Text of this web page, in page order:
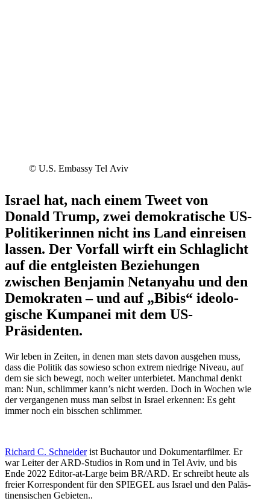
© U.S. Embassy Tel Aviv
Israel hat, nach einem Tweet von
Donald Trump, zwei demokra­tische US-
Politi­ke­rinnen nicht ins Land einreisen
lassen. Der Vorfall wirft ein Schlag­licht
auf die entgleisten Bezie­hungen
zwischen Benjamin Netanyahu und den
Demokraten – und auf „Bibis“ ideolo­
gische Kumpanei mit dem US-
Präsidenten.
Wir leben in Zeiten, in denen man stets davon ausgehen muss,
dass die Politik das sowieso schon extrem niedrige Niveau, auf
dem sie sich bewegt, noch weiter unter­bietet. Manchmal denkt
man: Nun, schlimmer kann’s nicht werden. Doch in Wochen wie
der vergan­genen muss man selbst in Israel erkennen: Es geht
immer noch ein bisschen schlimmer.
Richard C. Schneiderist Buchautor und Dokumen­tar­filmer. Er
war Leiter der ARD-Studios in Rom und in Tel Aviv, und bis
Ende 2022 Editor-at-Large beim BR/​ARD. Er schreibt heute als
freier Korre­spondent für den SPIEGEL aus Israel und den Paläs­
ti­nen­si­schen Gebieten..